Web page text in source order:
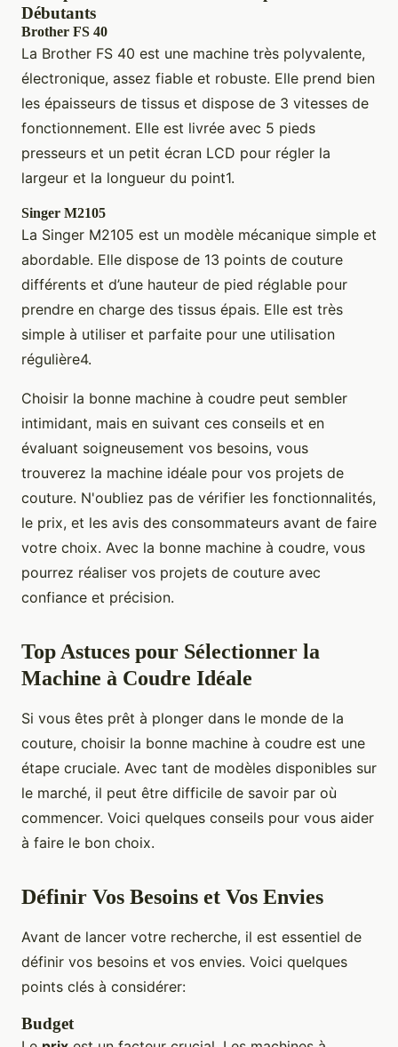
Débutants
Brother FS 40
La Brother FS 40 est une machine très polyvalente,
électronique, assez fiable et robuste. Elle prend bien
les épaisseurs de tissus et dispose de 3 vitesses de
fonctionnement. Elle est livrée avec 5 pieds
presseurs et un petit écran LCD pour régler la
largeur et la longueur du point1.
Singer M2105
La Singer M2105 est un modèle mécanique simple et
abordable. Elle dispose de 13 points de couture
différents et d’une hauteur de pied réglable pour
prendre en charge des tissus épais. Elle est très
simple à utiliser et parfaite pour une utilisation
régulière4.
Choisir la bonne machine à coudre peut sembler
intimidant, mais en suivant ces conseils et en
évaluant soigneusement vos besoins, vous
trouverez la machine idéale pour vos projets de
couture. N'oubliez pas de vérifier les fonctionnalités,
le prix, et les avis des consommateurs avant de faire
votre choix. Avec la bonne machine à coudre, vous
pourrez réaliser vos projets de couture avec
confiance et précision.
Top Astuces pour Sélectionner la
Machine à Coudre Idéale
Si vous êtes prêt à plonger dans le monde de la
couture, choisir la bonne machine à coudre est une
étape cruciale. Avec tant de modèles disponibles sur
le marché, il peut être difficile de savoir par où
commencer. Voici quelques conseils pour vous aider
à faire le bon choix.
Définir Vos Besoins et Vos Envies
Avant de lancer votre recherche, il est essentiel de
définir vos besoins et vos envies. Voici quelques
points clés à considérer:
Budget